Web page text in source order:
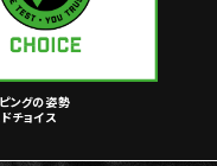
ングの姿勢
チョイス